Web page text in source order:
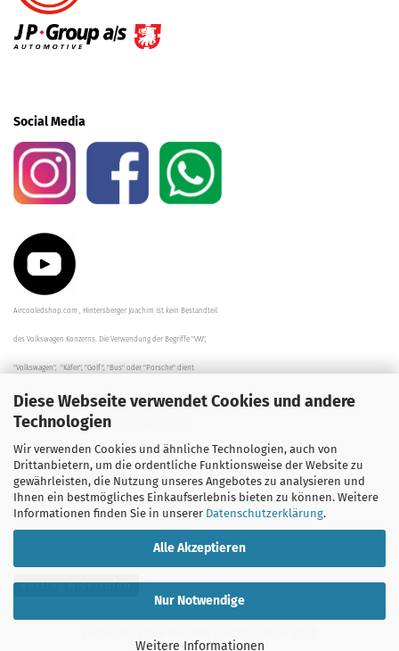
Diese Webseite verwendet Cookies und andere
Technologien
Wir verwenden Cookies und ähnliche Technologien, auch von
Drittanbietern, um die ordentliche Funktionsweise der Website zu
gewährleisten, die Nutzung unseres Angebotes zu analysieren und
Ihnen ein bestmögliches Einkaufserlebnis bieten zu können. Weitere
Informationen finden Sie in unserer Datenschutzerklärung.
Alle Akzeptieren
Nur Notwendige
Weitere Informationen
Social Media
Aircooledshop.com , Hintersberger Joachim ist kein Bestandteil
des Volkswagen Konzerns. Die Verwendung der Begriffe "VW",
"Volkswagen", "Käfer", "Golf", "Bus" oder "Porsche" dient
der Beschreibung der Teile und stellt in keinem Fall eine direkte
Verbindung zu dem Unternehmen "Volkswagen" her/da.
Die Beschreibungen, Zeichnungen und Angaben zur
Verwendung sind sorgfältig überprüft worden.
Vertrag widerrufen